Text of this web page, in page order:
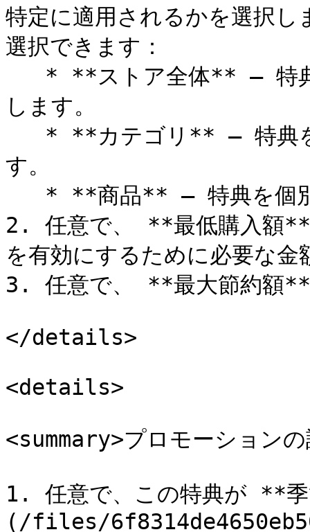
特定に適用されるかを選択
選択できます：
します。
す。
2. 任意で、 **最低購入額**
を有効にするために必要な金
3. 任意で、 **最大節約額**
</details>
<details>
<summary>プロモーション
1. 任意で、この特典が **
(/files/